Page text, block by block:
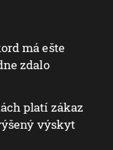
má ešte
zdalo
platí zákaz
výskyt